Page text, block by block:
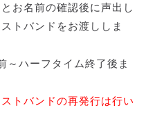
お名前の確認後に声出し
トバンドをお渡ししま
～ハーフタイム終了後ま
トバンドの再発行は行い